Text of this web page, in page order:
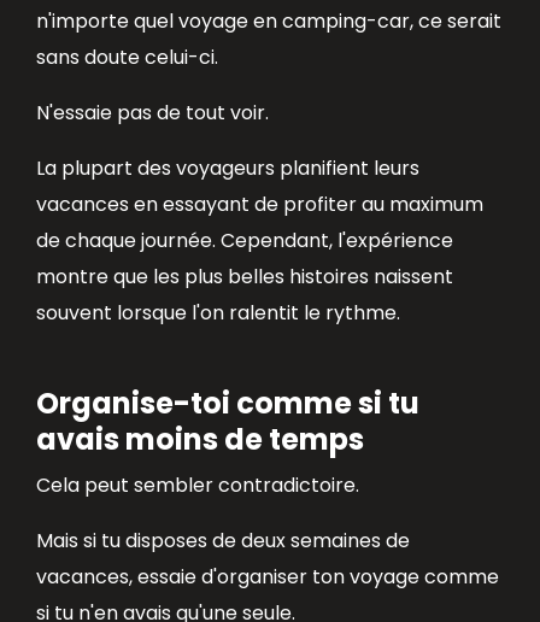
n'importe quel voyage en camping-car, ce serait
sans doute celui-ci.
N'essaie pas de tout voir.
La plupart des voyageurs planifient leurs
vacances en essayant de profiter au maximum
de chaque journée. Cependant, l'expérience
montre que les plus belles histoires naissent
souvent lorsque l'on ralentit le rythme.
Organise-toi comme si tu
avais moins de temps
Cela peut sembler contradictoire.
Mais si tu disposes de deux semaines de
vacances, essaie d'organiser ton voyage comme
si tu n'en avais qu'une seule.